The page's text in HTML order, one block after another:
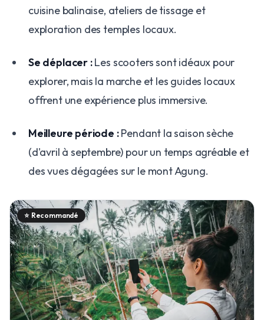
cuisine balinaise, ateliers de tissage et
exploration des temples locaux.
Se déplacer :Les scooters sont idéaux pour
explorer, mais la marche et les guides locaux
offrent une expérience plus immersive.
Meilleure période :Pendant la saison sèche
(d'avril à septembre) pour un temps agréable et
des vues dégagées sur le mont Agung.
⭐ Recommandé